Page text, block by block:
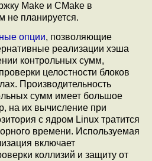
Make и CMake в
не планируется.
опции, позволяющие
реализации хэша
контрольных сумм,
целостности блоков
Производительность
сумм имеет большое
на их вычисление при
с ядром Linux тратится
времени. Используемая
включает
коллизий и защиту от